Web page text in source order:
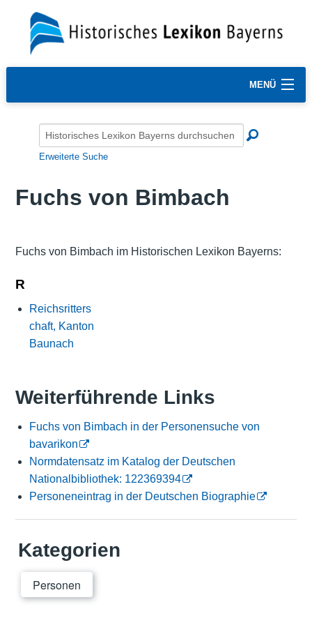
MENÜ
Erweiterte Suche
Fuchs von Bimbach
Fuchs von Bimbach im Historischen Lexikon Bayerns:
R
Reichsritters
chaft, Kanton
Baunach
Weiterführende Links
Fuchs von Bimbach in der Personensuche von
bavarikon
Normdatensatz im Katalog der Deutschen
Nationalbibliothek: 122369394
Personeneintrag in der Deutschen Biographie
Kategorien
Personen